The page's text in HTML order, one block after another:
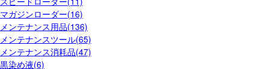
マガジンローダー(16)
メンテナンス用品(136)
メンテナンスツール(65)
メンテナンス消耗品(47)
黒染め液(6)